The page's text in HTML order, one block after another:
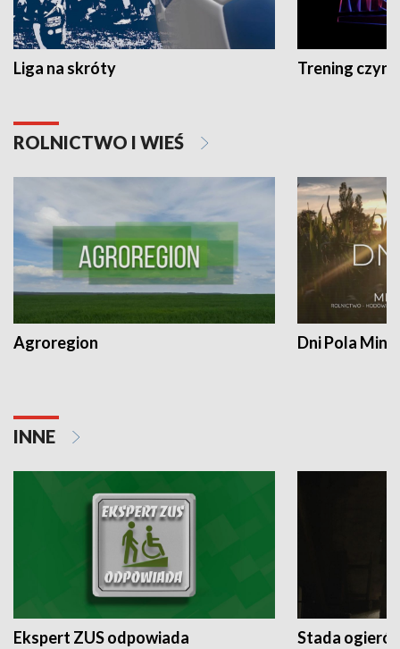
Liga na skróty Trening czyni
ROLNICTWO I WIEŚ
Agroregion Dni Pola
INNE
Ekspert ZUS odpowiada Stada